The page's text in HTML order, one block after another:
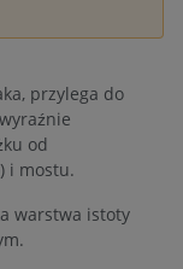
przylega do
od
i mostu.
warstwa istoty